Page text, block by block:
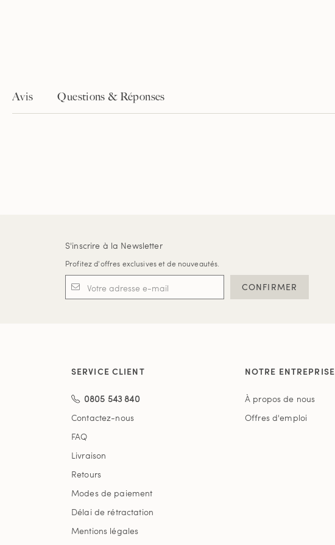
Avis Questions & Réponses
S'inscrire à la Newsletter
Profitez d'offres exclusives et de nouveautés.
CONFIRMER
SERVICE CLIENT
0805 543 840
Contactez-nous
FAQ
Livraison
Retours
Modes de paiement
Délai de rétractation
Mentions légales
NOTRE ENTREPRISE
À propos de nous
Offres d'emploi